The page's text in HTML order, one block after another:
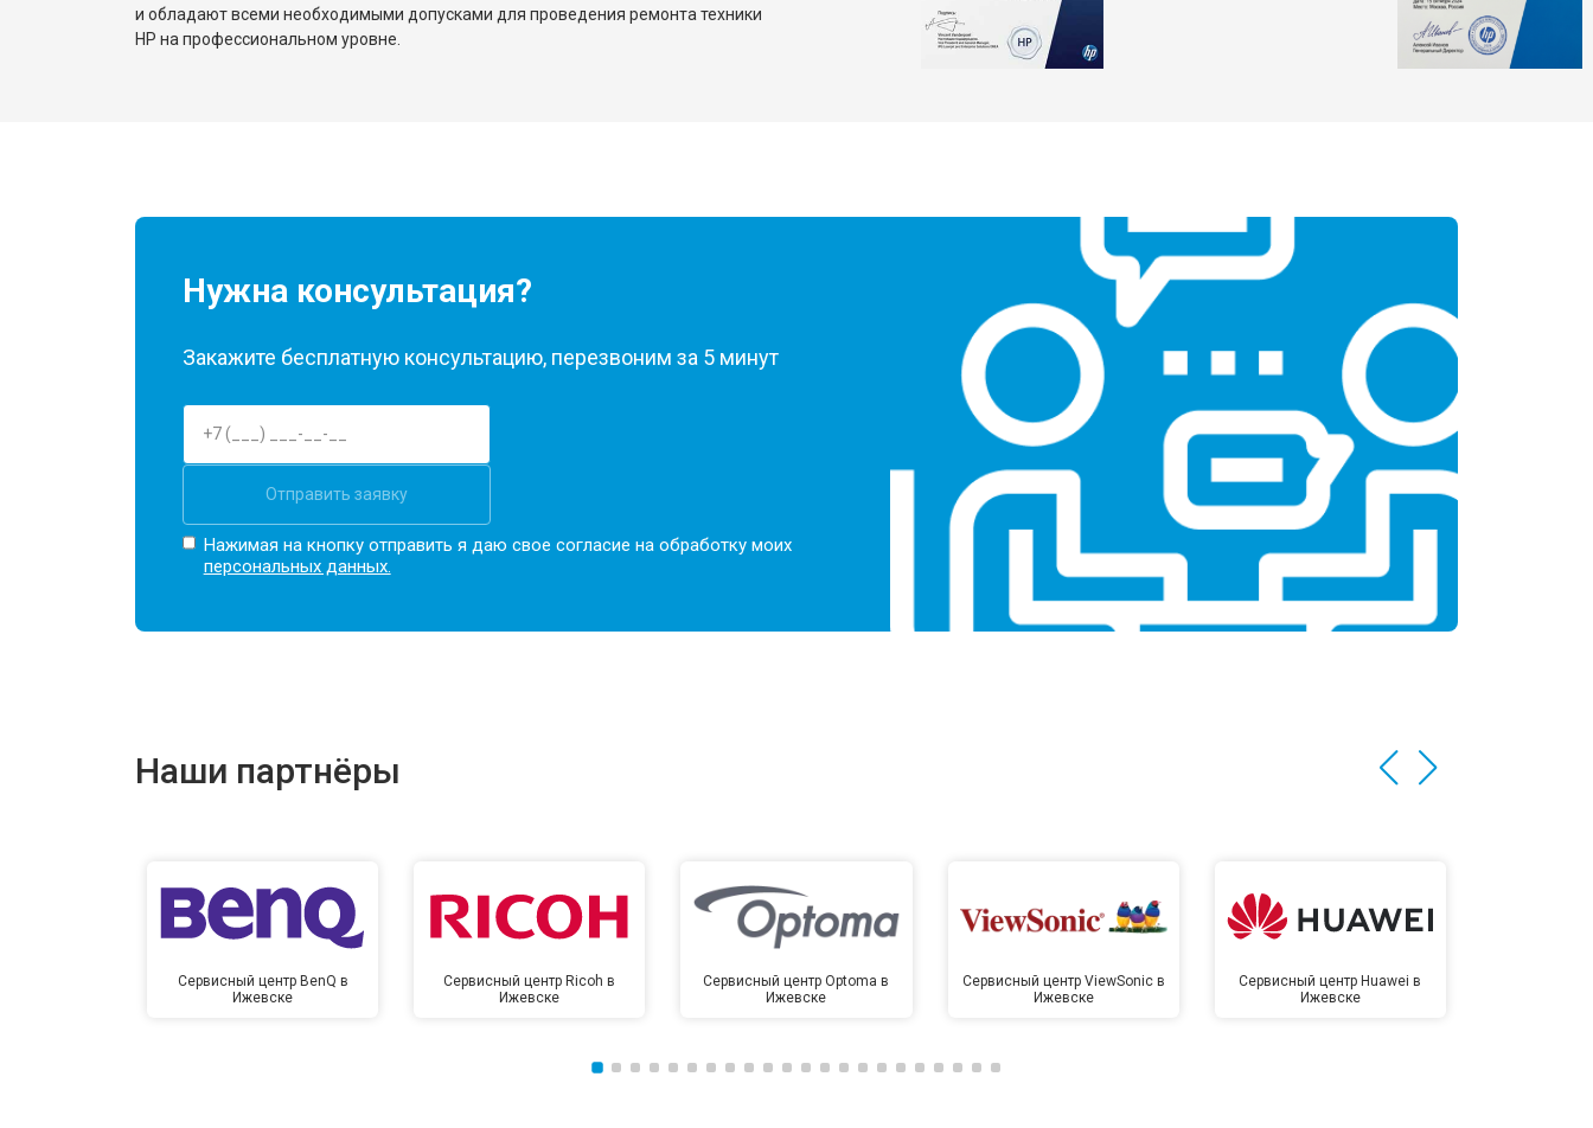
и обладают всеми необходимыми допусками для проведения ремонта техники
HP на профессиональном уровне.
Нужна консультация?
Закажите бесплатную консультацию, перезвоним за 5 минут
Отправить заявку
Нажимая на кнопку отправить я даю свое согласие на обработку моих
персональных данных.
Наши партнёры
Сервисный центр BenQ в
Ижевске
Сервисный центр Ricoh в
Ижевске
Сервисный центр Optoma в
Ижевске
Сервисный центр ViewSonic в
Ижевске
Сервисный центр Huawei в
Ижевске